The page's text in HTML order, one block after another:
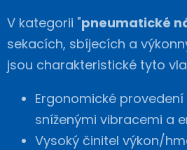
V kategorii "pneumatické
sekacích, sbíjecích a
jsou charakteristické tyto
Ergonomické
sníženými vibracemi a
Vysoký činitel výkon/